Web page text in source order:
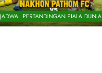
JADWAL PERTANDINGAN PIALA DUNIA